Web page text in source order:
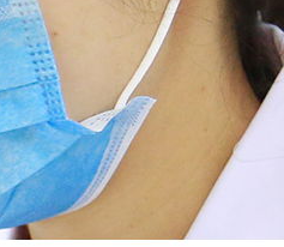
月报
走廊
媒体